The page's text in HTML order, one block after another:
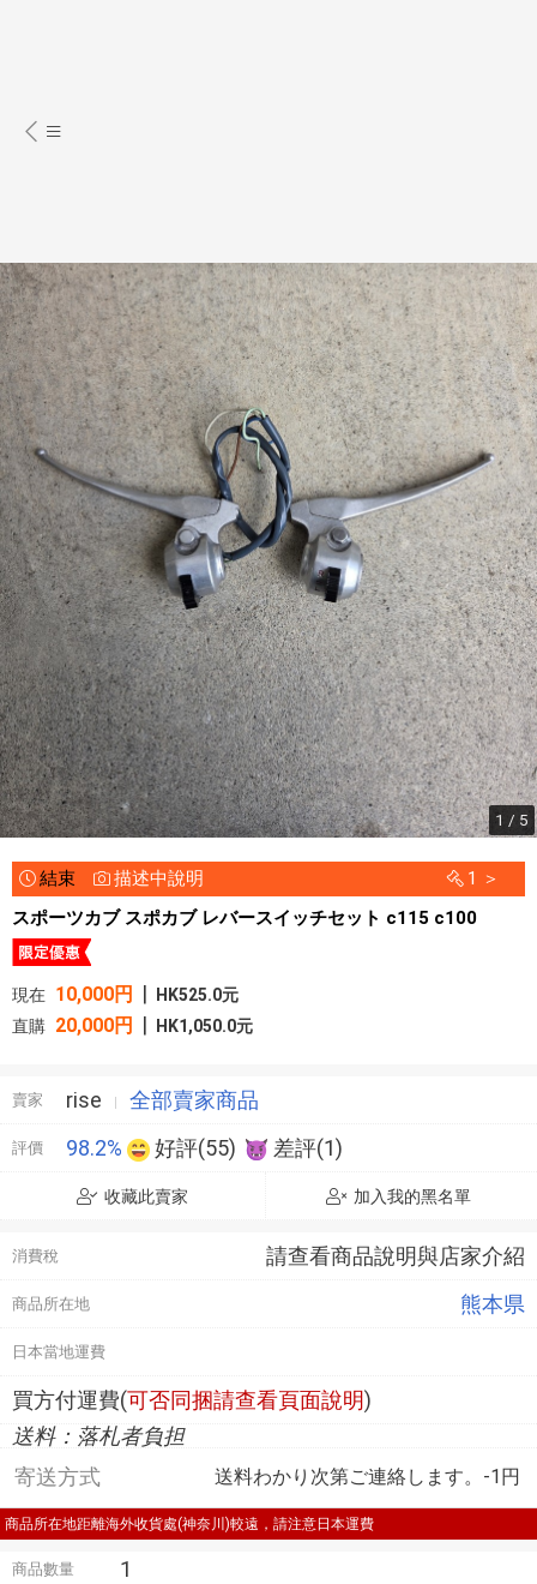
1 / 5
結束 描述中說明
1 ＞
スポーツカブ スポカブ レバースイッチセット c115 c100
現在 10,000円 |
HK525.0元
直購 20,000円 | HK1,050.0元
賣家 rise 全部賣家商品
評價 98.2% 好評(55) 差評(1)
收藏此賣家 加入我的黑名單
消費稅 請查看商品說明與店家介紹
商品所在地 熊本県
日本當地運費
買方付運費(可否同捆請查看頁面說明)
送料：落札者負担
寄送方式
送料わかり次第ご連絡します。-1円
商品所在地距離海外收貨處(神奈川)較遠，請注意日本運費
商品數量 1